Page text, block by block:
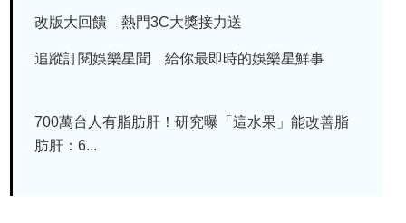
改版大回饋 熱門3C大獎接力送
追蹤訂閱娛樂星聞 給你最即時的娛樂星鮮事
700萬台人有脂肪肝！研究曝「這水果」能改善脂
肪肝：6...